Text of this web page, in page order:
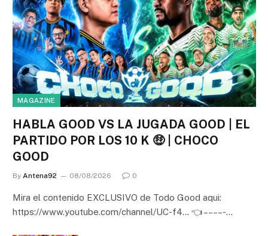
MAGAZINE
HABLA GOOD VS LA JUGADA GOOD | EL
PARTIDO POR LOS 10 K 🤑 | CHOCO
GOOD
By Antena92 08/08/2026 0
Mira el contenido EXCLUSIVO de Todo Good aqui:
https://www.youtube.com/channel/UC-f4… 👈 – – – – -…